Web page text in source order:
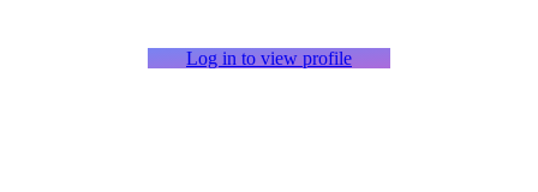
Log in to view profile